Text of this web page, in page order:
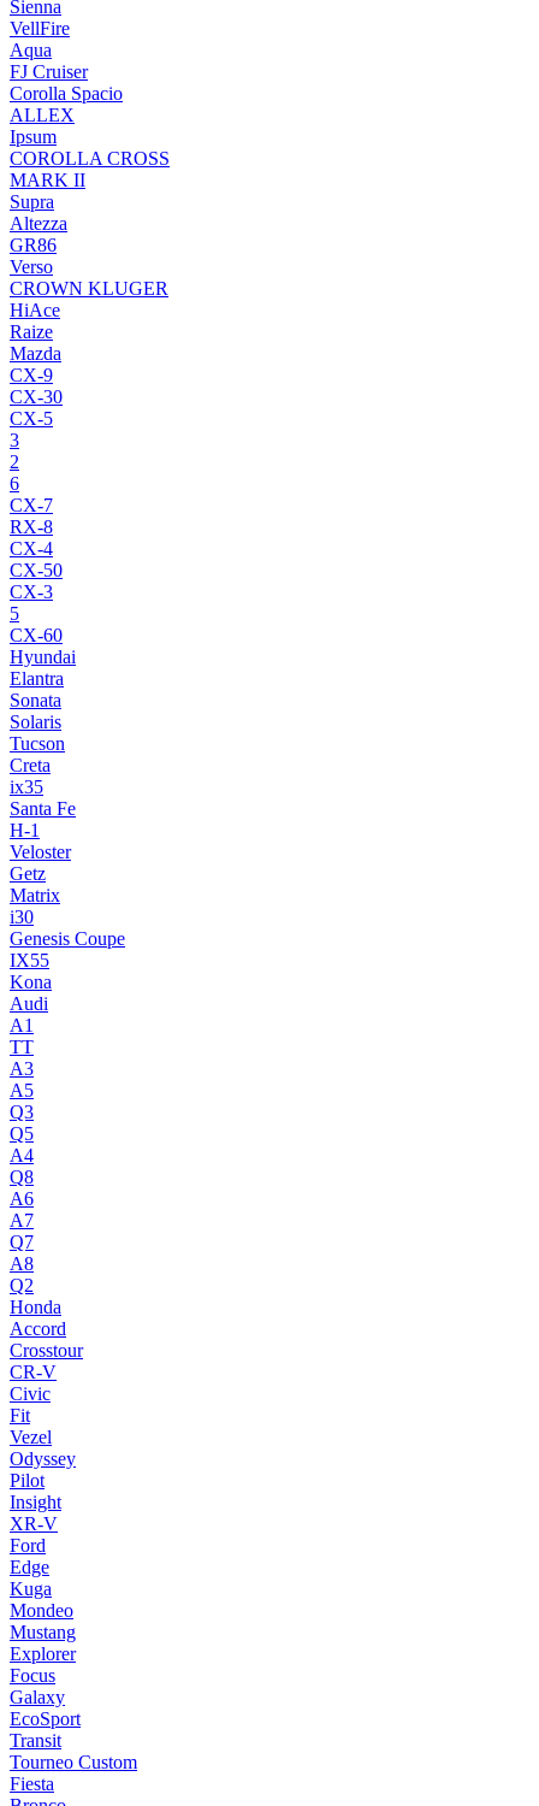
Sienna
VellFire
Aqua
FJ Cruiser
Corolla Spacio
ALLEX
Ipsum
COROLLA CROSS
MARK II
Supra
Altezza
GR86
Verso
CROWN KLUGER
HiAce
Raize
Mazda
CX-9
CX-30
CX-5
3
2
6
CX-7
RX-8
CX-4
CX-50
CX-3
5
CX-60
Hyundai
Elantra
Sonata
Solaris
Tucson
Creta
ix35
Santa Fe
H-1
Veloster
Getz
Matrix
i30
Genesis Coupe
IX55
Kona
Audi
A1
TT
A3
A5
Q3
Q5
A4
Q8
A6
A7
Q7
A8
Q2
Honda
Accord
Crosstour
CR-V
Civic
Fit
Vezel
Odyssey
Pilot
Insight
XR-V
Ford
Edge
Kuga
Mondeo
Mustang
Explorer
Focus
Galaxy
EcoSport
Transit
Tourneo Custom
Fiesta